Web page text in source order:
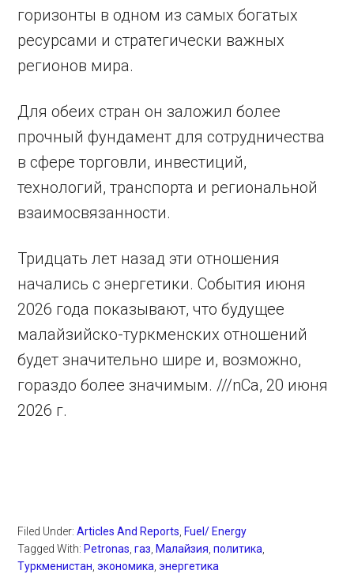
горизонты в одном из самых богатых
ресурсами и стратегически важных
регионов мира.
Для обеих стран он заложил более
прочный фундамент для сотрудничества
в сфере торговли, инвестиций,
технологий, транспорта и региональной
взаимосвязанности.
Тридцать лет назад эти отношения
начались с энергетики. События июня
2026 года показывают, что будущее
малайзийско-туркменских отношений
будет значительно шире и, возможно,
гораздо более значимым. ///nCa, 20 июня
2026 г.
Filed Under:Articles And Reports Fuel/ Energy
Tagged With: Petronas ,газ Малайзия ,политика
Туркменистан ,экономика ,энергетика